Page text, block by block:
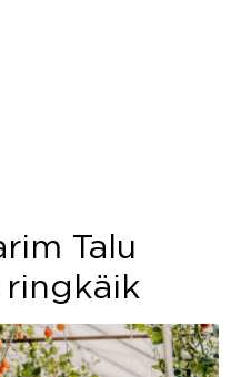
Talu
ringkäik